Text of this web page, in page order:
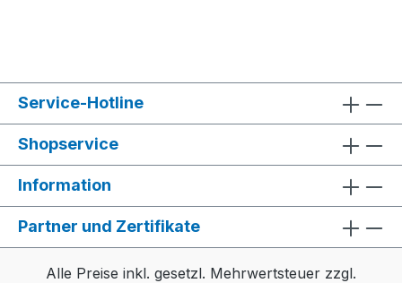
Service-Hotline
Shopservice
Information
Partner und Zertifikate
Alle Preise inkl. gesetzl. Mehrwertsteuer zzgl.